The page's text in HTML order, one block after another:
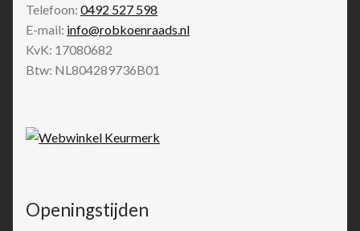
Telefoon: 0492 527 598
E-mail: info@robkoenraads.nl
KvK: 17080682
Btw: NL804289736B01
Openingstijden